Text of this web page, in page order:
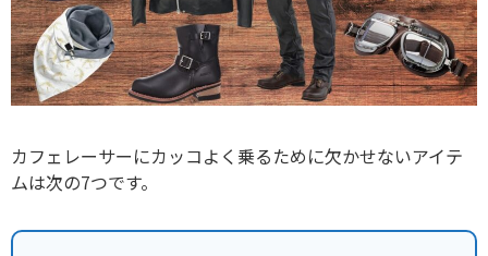
カフェレーサーにカッコよく乗るために欠かせないアイテ
ムは次の7つです。